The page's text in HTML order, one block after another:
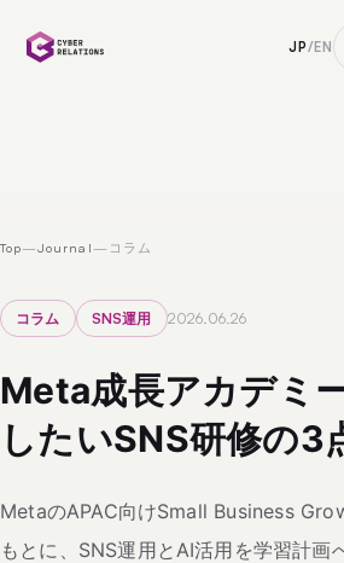
JP/EN
Top—Journal — コラム
コラム SNS運用 2026.06.26
Meta成長アカデミ
したいSNS研修の3
MetaのAPAC向けSmall Business
もとに、SNS運用とAI活用を学習計画